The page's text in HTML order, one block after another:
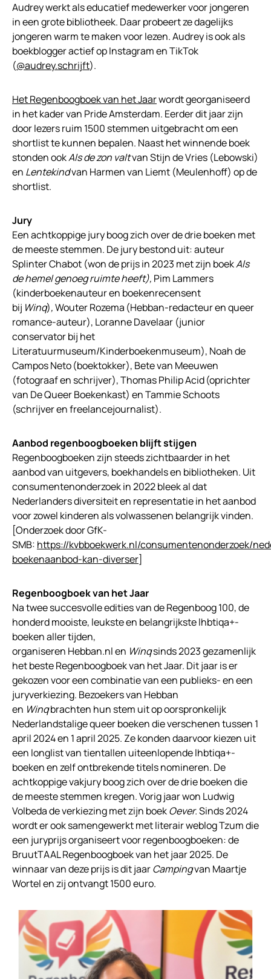
Audrey werkt als educatief medewerker voor jongeren
in een grote bibliotheek. Daar probeert ze dagelijks
jongeren warm te maken voor lezen. Audrey is ook als
boekblogger actief op Instagram en TikTok
(@audrey.schrijft).
Het Regenboogboek van het Jaarwordt georganiseerd
in het kader van Pride Amsterdam. Eerder dit jaar zijn
door lezers ruim 1500 stemmen uitgebracht om een
shortlist te kunnen bepalen. Naast het winnende boek
stonden ookAls de zon valtvan Stijn de Vries (Lebowski)
en Lentekindvan Harmen van Liemt (Meulenhoff) op de
shortlist.
Jury
Een achtkoppige jury boog zich over de drie boeken met
de meeste stemmen. De jury bestond uit: auteur
Splinter Chabot (won de prijs in 2023 met zijn boekAls
de hemel genoeg ruimte heeft), Pim Lammers
(kinderboekenauteur en boekenrecensent
bij Winq),Wouter Rozema (Hebban-redacteur en queer
romance-auteur), Loranne Davelaar (junior
conservator bij het
Literatuurmuseum/Kinderboekenmuseum), Noah de
Campos Neto (boektokker), Bete van Meeuwen
(fotograaf en schrijver), Thomas Philip Acid (oprichter
van De Queer Boekenkast) en Tammie Schoots
(schrijver en freelancejournalist).
Aanbod regenboogboeken blijft stijgen
Regenboogboeken zijn steeds zichtbaarder in het
aanbod van uitgevers, boekhandels en bibliotheken. Uit
consumentenonderzoek in 2022 bleek al dat
Nederlanders diversiteit en representatie in het aanbod
voor zowel kinderen als volwassenen belangrijk vinden.
[Onderzoek door GfK-
SMB: https://kvbboekwerk.nl/consumentenonderzoek/
boekenaanbod-kan-diverser]
Regenboogboek van het Jaar
Na twee succesvolle edities van de Regenboog 100, de
honderd mooiste, leukste en belangrijkste lhbtiqa+-
boeken aller tijden,
organiseren Hebban.nl en Winqsinds 2023 gezamenlijk
het beste Regenboogboek van het Jaar. Dit jaar is er
gekozen voor een combinatie van een publieks- en een
juryverkiezing. Bezoekers van Hebban
en Winqbrachten hun stem uit op oorspronkelijk
Nederlandstalige queer boeken die verschenen tussen 1
april 2024 en 1 april 2025. Ze konden daarvoor kiezen uit
een longlist van tientallen uiteenlopende lhbtiqa+-
boeken en zelf ontbrekende titels nomineren. De
achtkoppige vakjury boog zich over de drie boeken die
de meeste stemmen kregen. Vorig jaar won Ludwig
Volbeda de verkiezing met zijn boekOever.Sinds 2024
wordt er ook samengewerkt met literair weblog Tzum die
een juryprijs organiseert voor regenboogboeken: de
BruutTAAL Regenboogboek van het jaar 2025. De
winnaar van deze prijs is dit jaarCampingvan Maartje
Wortel en zij ontvangt 1500 euro.